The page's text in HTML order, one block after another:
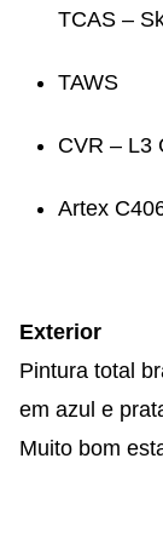
TCAS –
TAWS
CVR – L3
Artex
Exterior
Pintura total
em azul e
Muito bom